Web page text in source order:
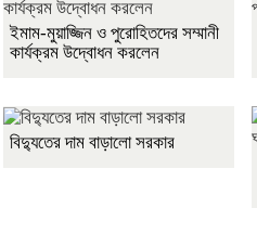
ইমাম-মুয়াজ্জিন ও পুরোহিতদের সম্মানী
কার্যক্রম উদ্বোধন করলেন
বিদ্যুতের দাম বাড়ালো সরকার